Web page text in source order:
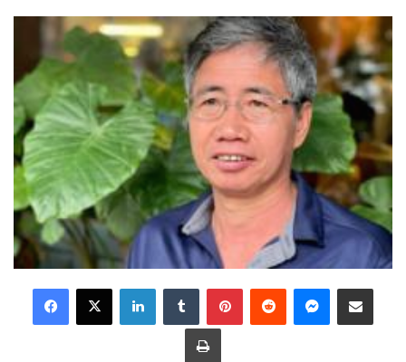
LinkedInTumblr PinterestReddit Messenger
Share via Email
Print